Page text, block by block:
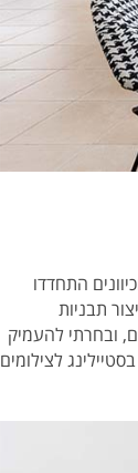
התחדדו
תבניות
ובחרתי להעמיק
לצילומים